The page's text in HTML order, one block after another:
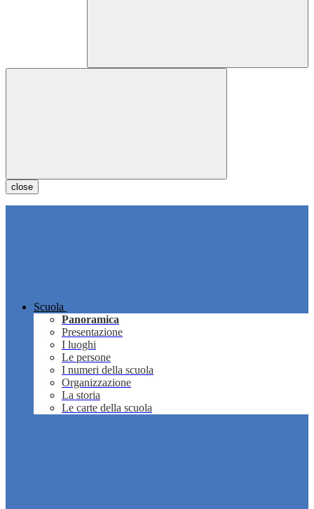
close
Scuola
Panoramica
Presentazione
I luoghi
Le persone
I numeri della scuola
Organizzazione
La storia
Le carte della scuola